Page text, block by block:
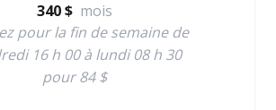
340 $ mois
pour la fin de semaine de
16 h 00 à lundi 08 h 30
pour 84 $